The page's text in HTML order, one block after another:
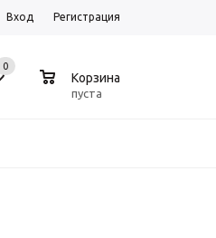
Вход Регистрация
0
Корзина
пуста